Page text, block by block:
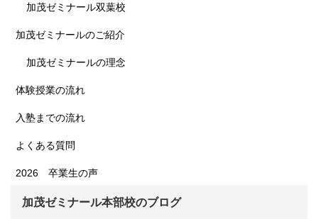
加茂ゼミナール双葉校
加茂ゼミナールのご紹介
加茂ゼミナールの理念
体験授業の流れ
入塾までの流れ
よくある質問
2026 卒業生の声
加茂ゼミナール本部校のブログ